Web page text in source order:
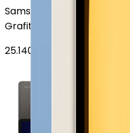
Samsung Galaxy Tab S9
Grafit
25.140
başlayan